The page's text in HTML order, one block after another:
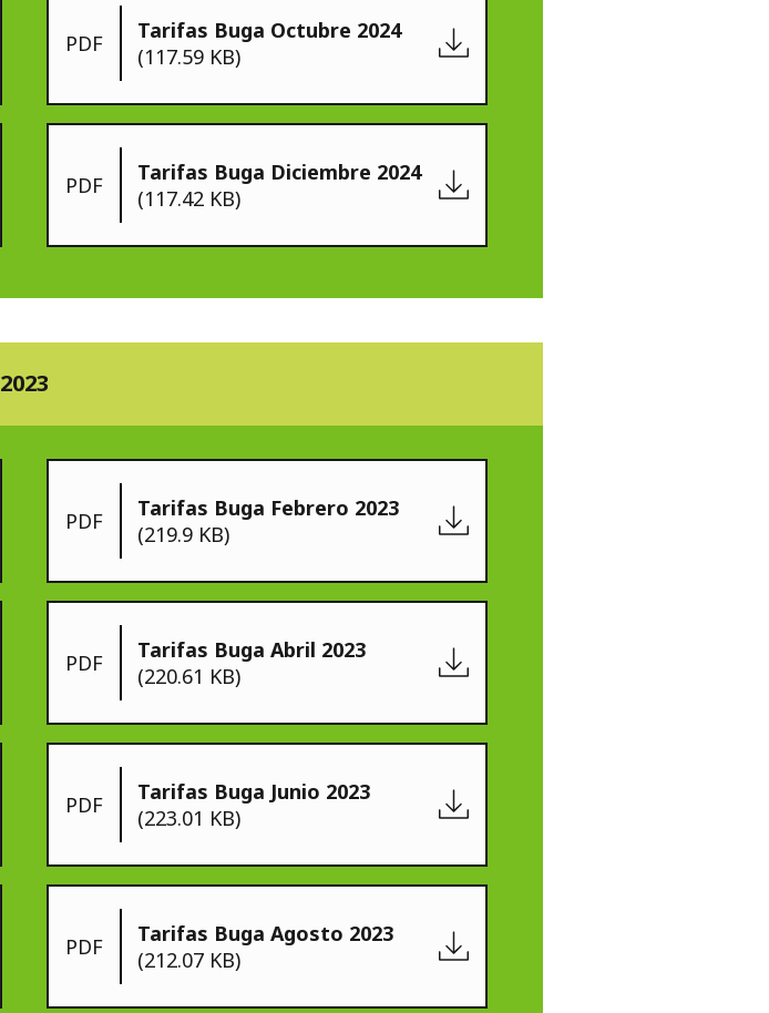
PDF
Tarifas Buga Octubre 2024
(117.59 KB)
PDF
Tarifas Buga Diciembre 2024
(117.42 KB)
2023
PDF
Tarifas Buga Febrero 2023
(219.9 KB)
PDF
Tarifas Buga Abril 2023
(220.61 KB)
PDF
Tarifas Buga Junio 2023
(223.01 KB)
PDF
Tarifas Buga Agosto 2023
(212.07 KB)